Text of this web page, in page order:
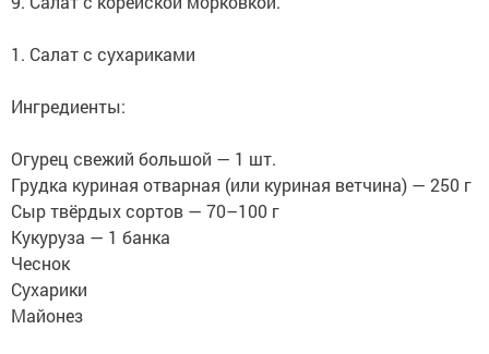
1. Салат с сухариками
Ингредиенты:
Огурец свежий большой — 1 шт.
Грудка куриная отварная (или куриная ветчина) — 250 г
Сыр твёрдых сортов — 70–100 г
Кукуруза — 1 банка
Чеснок
Сухарики
Майонез